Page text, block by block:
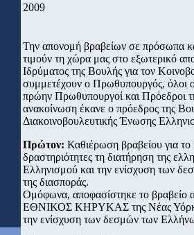
2009
Την απονομή βραβείων σε πρόσωπα
τιμούν τη χώρα μας στο εξωτερικό
Ιδρύματος της Βουλής για τον
συμμετέχουν ο Πρωθυπουργός, όλοι
πρώην Πρωθυπουργοί και Πρόεδροι
ανακοίνωση έκανε ο πρόεδρος της
Διακοινοβουλευτικής Ένωσης
Πρώτον: Καθιέρωση βραβείου για
δραστηριότητες τη διατήρηση της
Ελληνισμού και την ενίσχυση των
της διασποράς.
Ομόφωνα, αποφασίστηκε το βραβείο
ΕΘΝΙΚΟΣ ΚΗΡΥΚΑΣ της Νέας Υόρκης
την ενίσχυση των δεσμών των